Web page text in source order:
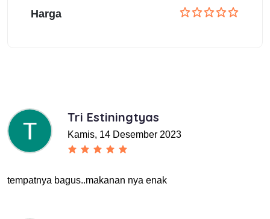
Harga
Tri Estiningtyas
Kamis, 14 Desember 2023
tempatnya bagus..makanan nya enak